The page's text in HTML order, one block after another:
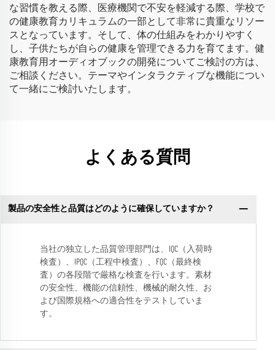
な習慣を教える際、医療機関で不安を軽減する際、学校で
の健康教育カリキュラムの一部として非常に貴重なリソー
スとなっています。そして、体の仕組みをわかりやすく
し、子供たちが自らの健康を管理できる力を育てます。健
康教育用オーディオブックの開発についてご検討の方は、
ご相談ください。テーマやインタラクティブな機能につい
て一緒にご検討いたします。
よくある質問
製品の安全性と品質はどのように確保していますか？
当社の独立した品質管理部門は、IQC（入荷時
検査）、IPQC（工程中検査）、FQC（最終検
査）の各段階で厳格な検査を行います。素材
の安全性、機能の信頼性、機械的耐久性、お
よび国際規格への適合性をテストしていま
す。